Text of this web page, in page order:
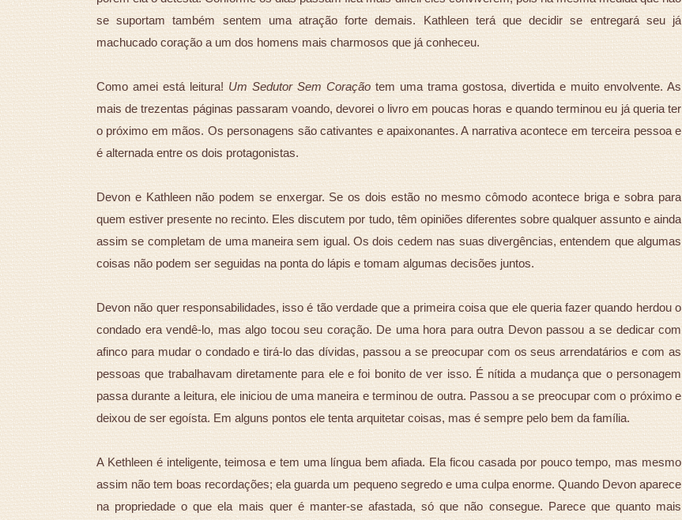
se suportam também sentem uma atração forte demais. Kathleen terá que decidir se entregará seu já
machucado coração a um dos homens mais charmosos que já conheceu.
Como amei está leitura! Um Sedutor Sem Coração tem uma trama gostosa, divertida e muito envolvente. As
mais de trezentas páginas passaram voando, devorei o livro em poucas horas e quando terminou eu já queria ter
o próximo em mãos. Os personagens são cativantes e apaixonantes. A narrativa acontece em terceira pessoa e
é alternada entre os dois protagonistas.
Devon e Kathleen não podem se enxergar. Se os dois estão no mesmo cômodo acontece briga e sobra para
quem estiver presente no recinto. Eles discutem por tudo, têm opiniões diferentes sobre qualquer assunto e ainda
assim se completam de uma maneira sem igual. Os dois cedem nas suas divergências, entendem que algumas
coisas não podem ser seguidas na ponta do lápis e tomam algumas decisões juntos.
Devon não quer responsabilidades, isso é tão verdade que a primeira coisa que ele queria fazer quando herdou o
condado era vendê-lo, mas algo tocou seu coração. De uma hora para outra Devon passou a se dedicar com
afinco para mudar o condado e tirá-lo das dívidas, passou a se preocupar com os seus arrendatários e com as
pessoas que trabalhavam diretamente para ele e foi bonito de ver isso. É nítida a mudança que o personagem
passa durante a leitura, ele iniciou de uma maneira e terminou de outra. Passou a se preocupar com o próximo e
deixou de ser egoísta. Em alguns pontos ele tenta arquitetar coisas, mas é sempre pelo bem da família.
A Kethleen é inteligente, teimosa e tem uma língua bem afiada. Ela ficou casada por pouco tempo, mas mesmo
assim não tem boas recordações; ela guarda um pequeno segredo e uma culpa enorme. Quando Devon aparece
na propriedade o que ela mais quer é manter-se afastada, só que não consegue. Parece que quanto mais